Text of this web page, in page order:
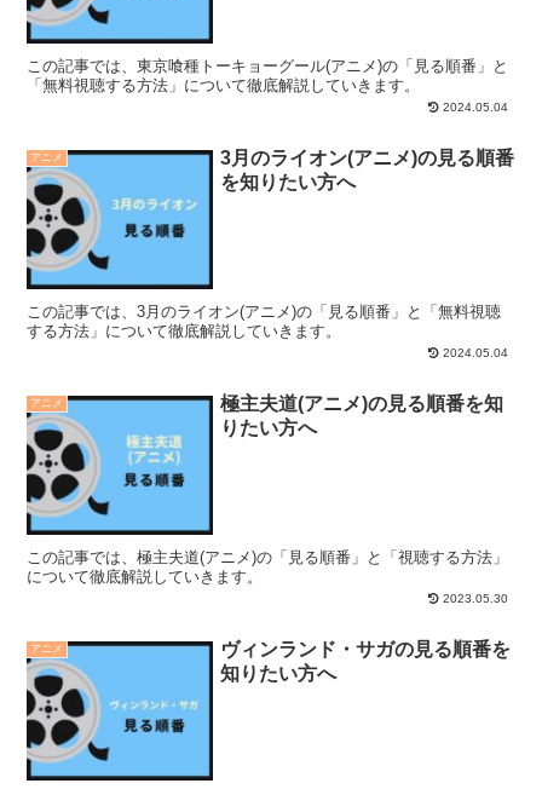
この記事では、東京喰種トーキョーグール(アニメ)の「見る順番」と
「無料視聴する方法」について徹底解説していきます。
2024.05.04
アニメ
3月のライオン(アニメ)の見る順番
を知りたい方へ
この記事では、3月のライオン(アニメ)の「見る順番」と「無料視聴
する方法」について徹底解説していきます。
2024.05.04
アニメ
極主夫道(アニメ)の見る順番を知
りたい方へ
この記事では、極主夫道(アニメ)の「見る順番」と「視聴する方法」
について徹底解説していきます。
2023.05.30
アニメ
ヴィンランド・サガの見る順番を
知りたい方へ